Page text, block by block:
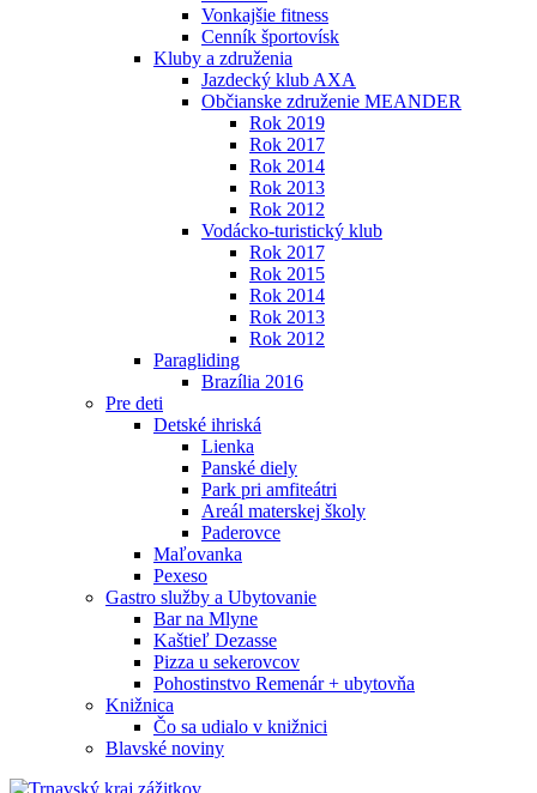
Vonkajšie fitness
Cenník športovísk
Kluby a združenia
Jazdecký klub AXA
Občianske združenie MEANDER
Rok 2019
Rok 2017
Rok 2014
Rok 2013
Rok 2012
Vodácko-turistický klub
Rok 2017
Rok 2015
Rok 2014
Rok 2013
Rok 2012
Paragliding
Brazília 2016
Pre deti
Detské ihriská
Lienka
Panské diely
Park pri amfiteátri
Areál materskej školy
Paderovce
Maľovanka
Pexeso
Gastro služby a Ubytovanie
Bar na Mlyne
Kaštieľ Dezasse
Pizza u sekerovcov
Pohostinstvo Remenár + ubytovňa
Knižnica
Čo sa udialo v knižnici
Blavské noviny